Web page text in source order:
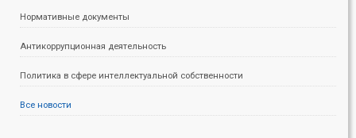
Нормативные документы
Антикоррупционная деятельность
Политика в сфере интеллектуальной собственности
Все новости